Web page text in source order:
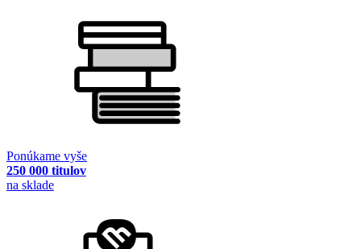
Ponúkame vyše
250 000 titulov
na sklade